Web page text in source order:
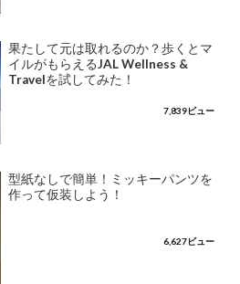
果たして元は取れるのか？歩くとマ
イルがもらえるJAL Wellness &
Travelを試してみた！
7,839ビュー
型紙なしで簡単！ミッキーパンツを
作って仮装しよう！
6,627ビュー